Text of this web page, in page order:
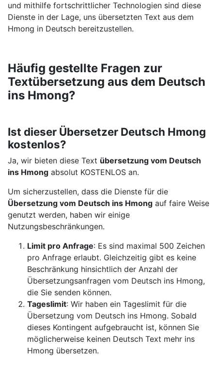
und mithilfe fortschrittlicher Technologien sind diese
Dienste in der Lage, uns übersetzten Text aus dem
Hmong in Deutsch bereitzustellen.
Häufig gestellte Fragen zur
Textübersetzung aus dem Deutsch
ins Hmong?
Ist dieser Übersetzer Deutsch Hmong
kostenlos?
Ja, wir bieten diese Text übersetzung vom Deutsch
ins Hmongabsolut KOSTENLOS an.
Um sicherzustellen, dass die Dienste für die
Übersetzung vom Deutsch ins Hmongauf faire Weise
genutzt werden, haben wir einige
Nutzungsbeschränkungen.
Limit pro Anfrage: Es sind maximal 500 Zeichen
pro Anfrage erlaubt. Gleichzeitig gibt es keine
Beschränkung hinsichtlich der Anzahl der
Übersetzungsanfragen vom Deutsch ins Hmong,
die Sie senden können.
Tageslimit: Wir haben ein Tageslimit für die
Übersetzung vom Deutsch ins Hmong. Sobald
dieses Kontingent aufgebraucht ist, können Sie
möglicherweise keinen Deutsch Text mehr ins
Hmong übersetzen.